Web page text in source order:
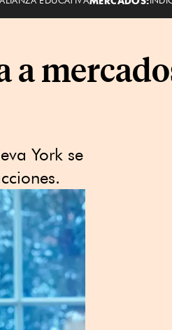
a
York se